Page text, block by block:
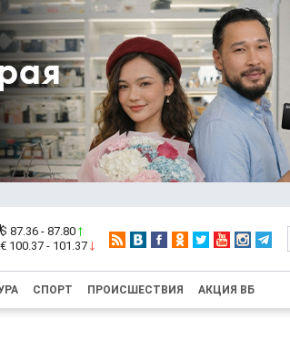
$ 87.36 - 87.80
€ 100.37 - 101.37
СПОРТ ПРОИСШЕСТВИЯ АКЦИЯ ВБ